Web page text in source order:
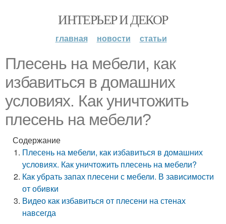
ИНТЕРЬЕР И ДЕКОР
главная новости статьи
Плесень на мебели, как
избавиться в домашних
условиях. Как уничтожить
плесень на мебели?
Содержание
Плесень на мебели, как избавиться в домашних
условиях. Как уничтожить плесень на мебели?
Как убрать запах плесени с мебели. В зависимости
от обивки
Видео как избавиться от плесени на стенах
навсегда